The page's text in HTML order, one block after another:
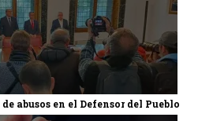
abusos en el Defensor del Pueblo